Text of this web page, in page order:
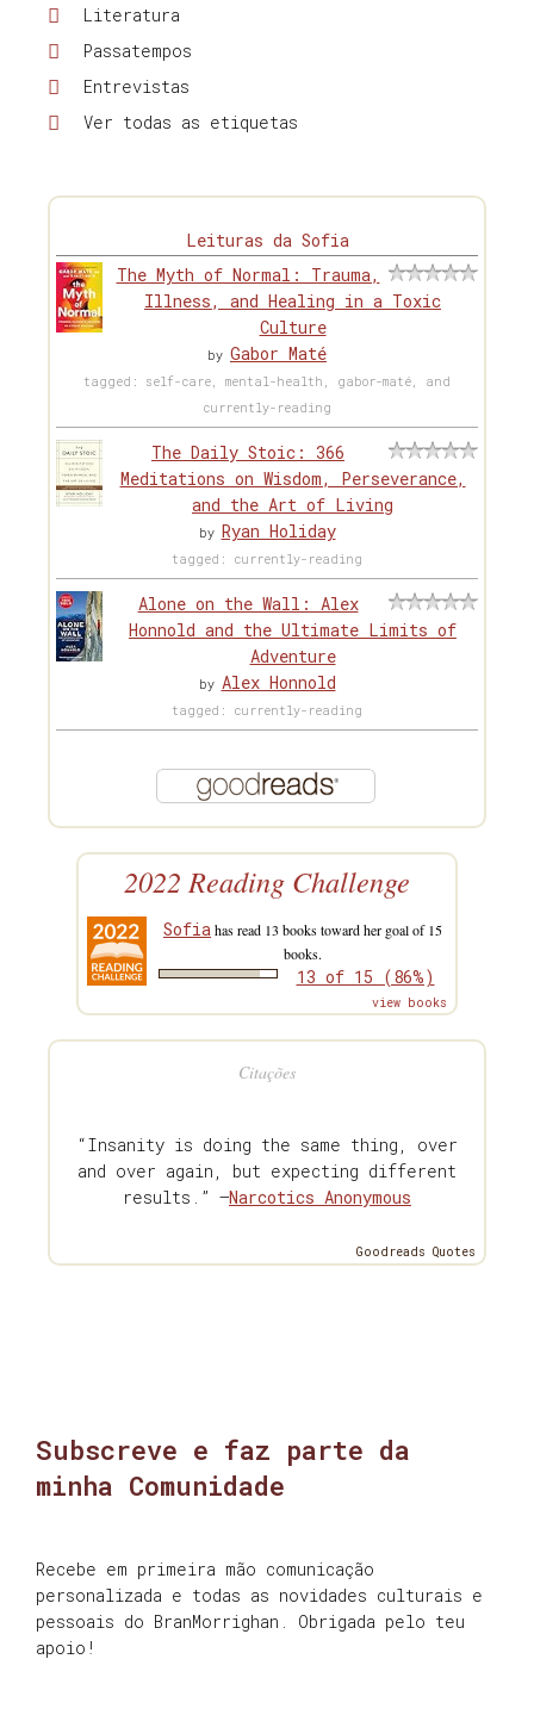
Literatura
Passatempos
Entrevistas
Ver todas as etiquetas
Leituras da Sofia
The Myth of Normal: Trauma,
Illness, and Healing in a Toxic
Culture
by Gabor Maté
tagged: self-care, mental-health, gabor-maté, and
currently-reading
The Daily Stoic: 366
Meditations on Wisdom, Perseverance,
and the Art of Living
by Ryan Holiday
tagged: currently-reading
Alone on the Wall: Alex
Honnold and the Ultimate Limits of
Adventure
by Alex Honnold
tagged: currently-reading
2022 Reading Challenge
Sofiahas read 13 books toward her goal of 15
books.
13 of 15 (86%)
view books
Citações
“Insanity is doing the same thing, over
and over again, but expecting different
results.” —Narcotics Anonymous
Goodreads Quotes
Subscreve e faz parte da
minha Comunidade
Recebe em primeira mão comunicação
personalizada e todas as novidades culturais e
pessoais do BranMorrighan. Obrigada pelo teu
apoio!